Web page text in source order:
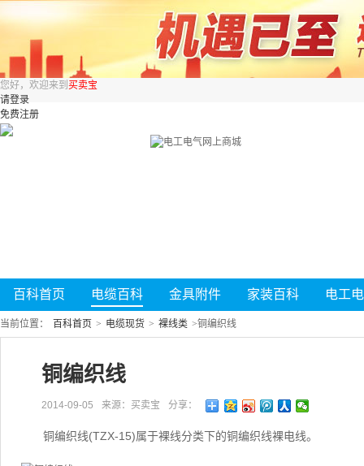
您好，欢迎来到 买卖宝
请登录
免费注册
百科首页 电缆百科 金具附件 家装百科 电工
当前位置： 百科首页 > 电缆现货 > 裸线类 >铜编织线
铜编织线
2014-09-05 来源：买卖宝 分享：
铜编织线(TZX-15)属于裸线分类下的铜编织线裸电线。